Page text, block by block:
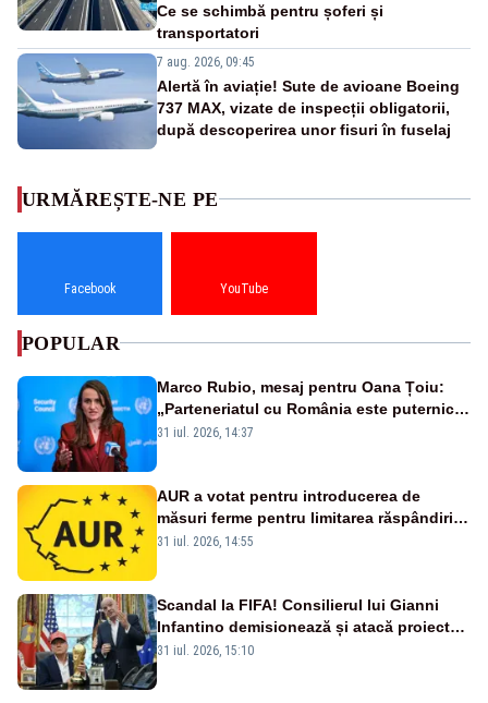
Ce se schimbă pentru șoferi și
transportatori
7 aug. 2026, 09:45
Alertă în aviație! Sute de avioane Boeing
737 MAX, vizate de inspecții obligatorii,
după descoperirea unor fisuri în fuselaj
URMĂREȘTE-NE PE
Facebook YouTube
POPULAR
Marco Rubio, mesaj pentru Oana Țoiu:
„Parteneriatul cu România este puternic
și prețuit”
31 iul. 2026, 14:37
AUR a votat pentru introducerea de
măsuri ferme pentru limitarea răspândirii
virusului pestei porcine africane
31 iul. 2026, 14:55
Scandal la FIFA! Consilierul lui Gianni
Infantino demisionează și atacă proiectul
privind investitorii străini
31 iul. 2026, 15:10